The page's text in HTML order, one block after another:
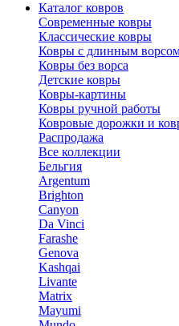
Каталог ковров
Современные ковры
Классические ковры
Ковры с длинным
Ковры без ворса
Детские ковры
Ковры-картины
Ковры ручной работы
Ковровые дорожки и
Распродажа
Все коллекции
Бельгия
Argentum
Brighton
Canyon
Da Vinci
Farashe
Genova
Kashqai
Livante
Matrix
Mayumi